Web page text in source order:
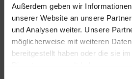
Außerdem geben wir
unserer Website an unsere
und Analysen weiter. Unsere
möglicherweise mit weiteren
bereitgestellt haben oder die sie
Dienste gesammelt haben.
Projektberichten!